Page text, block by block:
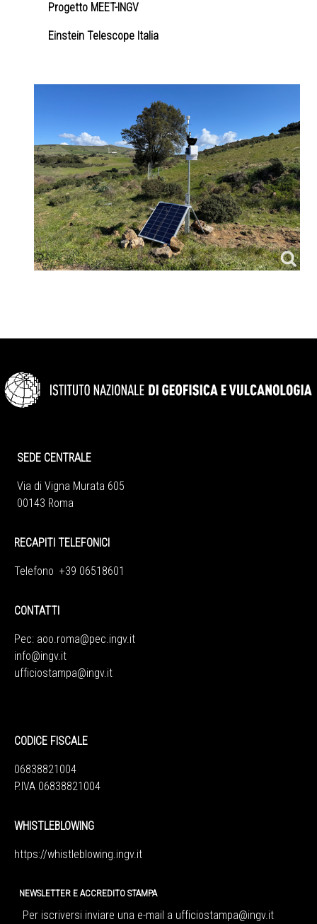
Progetto MEET-INGV
Einstein Telescope Italia
SEDE CENTRALE
Via di Vigna Murata 605
00143 Roma
RECAPITI TELEFONICI
Telefono +39 06518601
CONTATTI
Pec: aoo.roma@pec.ingv.it
info@ingv.it
ufficiostampa@ingv.it
CODICE FISCALE
06838821004
P.IVA 06838821004
WHISTLEBLOWING
https://whistleblowing.ingv.it
NEWSLETTER E ACCREDITO STAMPA
Per iscriversi inviare una e-mail a ufficiostampa@ingv.it